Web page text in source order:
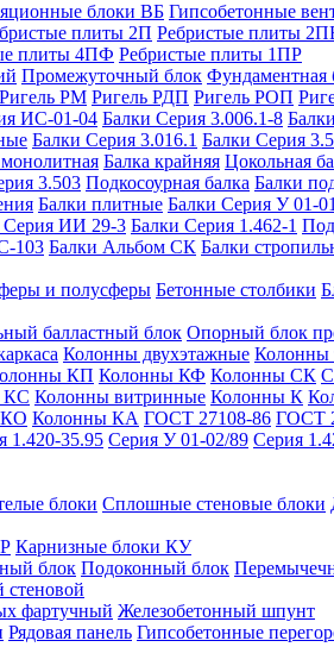
блоки ВБ Гипсобетонные
плиты 2П Ребристые плиты
плиты 4ПФ Ребристые плиты 1ПР
Промежуточный блок Фундаментная
Ригель РМ Ригель РДП Ригель РОП
ИС-01-04 Балки Серия 3.006.1-8
Балки Серия 3.016.1 Балки Серия
Балка крайняя Цокольная
3.503 Подкосоурная балка Балки
Балки плитные Балки Серия У 01-01
Серия ИИ 29-3 Балки Серия 1.462-1
103 Балки Альбом СК Балки
и полусферы Бетонные столбики
балластный блок Опорный блок
Колонны двухэтажные Колонны
КП Колонны КФ Колонны СК
КС Колонны витринные Колонны К
КО Колонны КА ГОСТ 27108-86 ГОСТ
1.420-35.95 Серия У 01-02/89 Серия
блоки Сплошные стеновые блоки
Карнизные блоки КУ
блок Подоконный блок
фартучный Железобетонный шпунт
Рядовая панель Гипсобетонные